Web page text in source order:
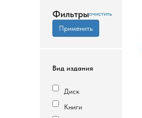
Фильтры
Вид издания
Диск
Книги